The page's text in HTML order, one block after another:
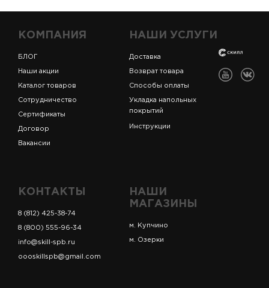
КОМПАНИЯ
БЛОГ
Наши акции
Каталог товаров
Сотрудничество
Сертификаты
Договор
Вакансии
НАШИ УСЛУГИ
Доставка
Возврат товара
Способы оплаты
Укладка напольных
покрытий
Инструкции
КОНТАКТЫ
8 (812) 425-38-74
8 (800) 555-96-34
info@skill-spb.ru
oooskillspb@gmail.com
НАШИ
МАГАЗИНЫ
м. Купчино
м. Озерки